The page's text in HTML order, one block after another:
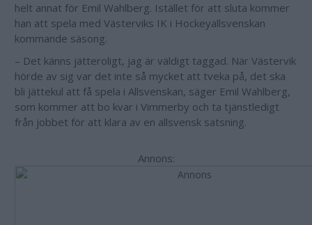
helt annat för Emil Wahlberg. Istället för att sluta kommer
han att spela med Västerviks IK i Hockeyallsvenskan
kommande säsong.
– Det känns jätteroligt, jag är väldigt taggad. När Västervik
hörde av sig var det inte så mycket att tveka på, det ska
bli jättekul att få spela i Allsvenskan, säger Emil Wahlberg,
som kommer att bo kvar i Vimmerby och ta tjänstledigt
från jobbet för att klara av en allsvensk satsning.
Annons: